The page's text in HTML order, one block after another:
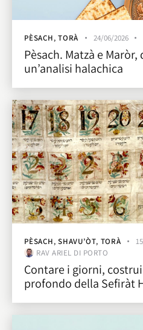
PÈSACH,TORÀ 24/06/2026
Pèsach. Matzà e
un’analisi halachica
PÈSACH,SHAVU’ÒT, TORÀ
RAV ARIEL DI PORTO
Contare i giorni,
profondo della Sefiràt